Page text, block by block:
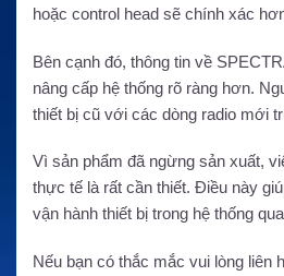
hoặc control head sẽ chính xác
Bên cạnh đó, thông tin về
nâng cấp hệ thống rõ ràng hơn.
thiết bị cũ với các dòng radio mới
Vì sản phẩm đã ngừng sản xuất,
thực tế là rất cần thiết. Điều này
vận hành thiết bị trong hệ thống
Nếu bạn có thắc mắc vui lòng liên